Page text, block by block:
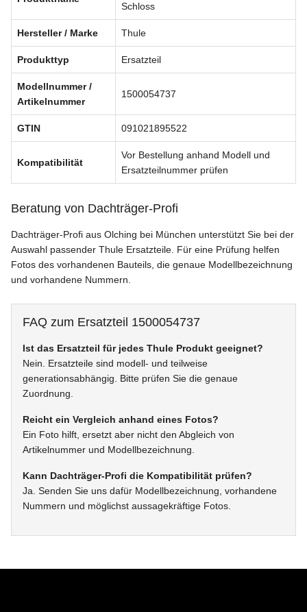
Schloss
Hersteller / Marke Thule
Produkttyp Ersatzteil
Modellnummer /
Artikelnummer
1500054737
GTIN 091021895522
Kompatibilität
Vor Bestellung anhand Modell und
Ersatzteilnummer prüfen
Beratung von Dachträger-Profi
Dachträger-Profi aus Olching bei München unterstützt Sie bei der
Auswahl passender Thule Ersatzteile. Für eine Prüfung helfen
Fotos des vorhandenen Bauteils, die genaue Modellbezeichnung
und vorhandene Nummern.
FAQ zum Ersatzteil 1500054737
Ist das Ersatzteil für jedes Thule Produkt geeignet?
Nein. Ersatzteile sind modell- und teilweise
generationsabhängig. Bitte prüfen Sie die genaue
Zuordnung.
Reicht ein Vergleich anhand eines Fotos?
Ein Foto hilft, ersetzt aber nicht den Abgleich von
Artikelnummer und Modellbezeichnung.
Kann Dachträger-Profi die Kompatibilität prüfen?
Ja. Senden Sie uns dafür Modellbezeichnung, vorhandene
Nummern und möglichst aussagekräftige Fotos.